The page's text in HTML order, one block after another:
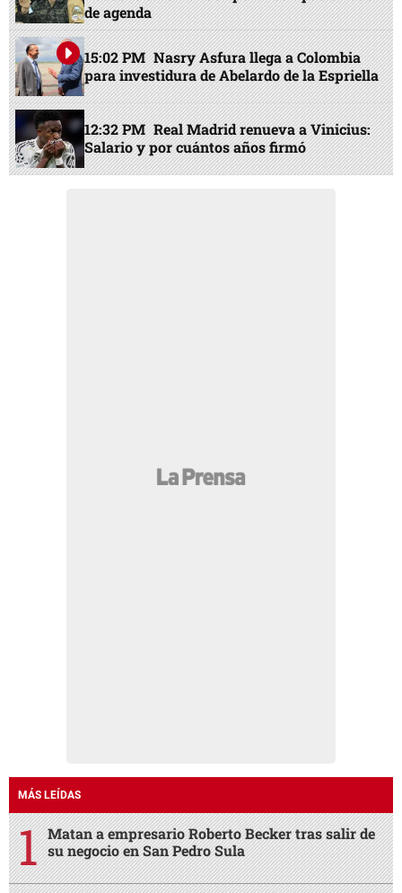
de agenda
15:02 PM Nasry Asfura llega a Colombia
para investidura de Abelardo de la Espriella
12:32 PM Real Madrid renueva a Vinicius:
Salario y por cuántos años firmó
MÁS LEÍDAS
Matan a empresario Roberto Becker tras salir de
su negocio en San Pedro Sula